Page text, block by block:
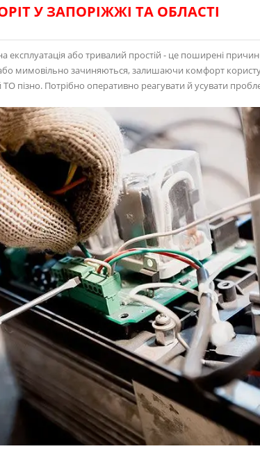
У ЗАПОРІЖЖІ ТА ОБЛАСТІ
експлуатація або тривалий простій - це поширені
мимовільно зачиняються, залишаючи комфорт
пізно. Потрібно оперативно реагувати й усувати